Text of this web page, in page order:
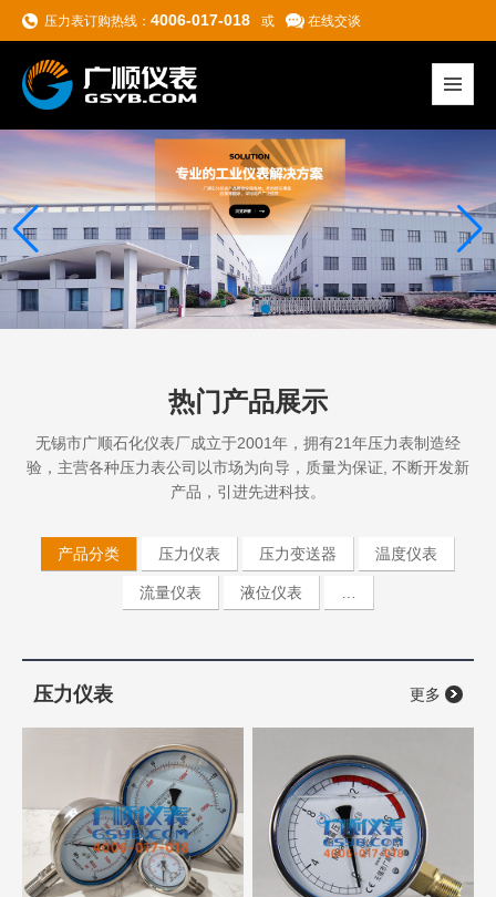
压力表订购热线： 4006-017-018 或 在线交谈
热门产品展示
无锡市广顺石化仪表厂成立于2001年，拥有21年压力表制造经
验，主营各种压力表公司以市场为向导，质量为保证, 不断开发新
产品，引进先进科技。
产品分类 压力仪表 压力变送器 温度仪表
流量仪表 液位仪表
压力仪表 更多